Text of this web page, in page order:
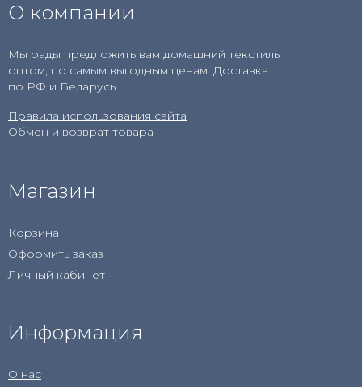
О компании
Мы рады предложить вам домашний текстиль
оптом, по самым выгодным ценам. Доставка
по РФ и Беларусь.
Правила использования сайта
Обмен и возврат товара
Магазин
Корзина
Оформить заказ
Личный кабинет
Информация
О нас